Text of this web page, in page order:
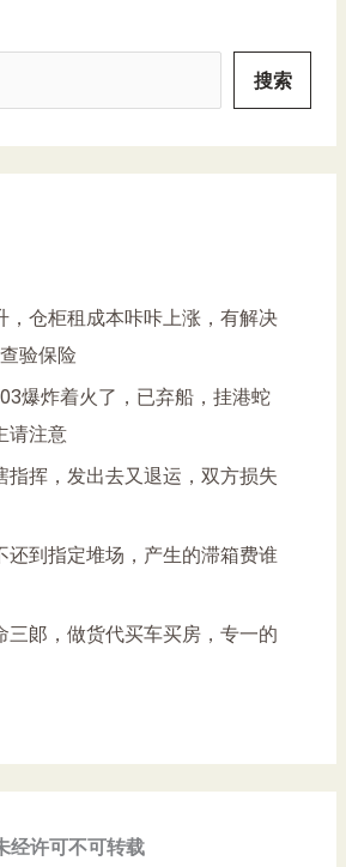
搜索
，仓柜租成本咔咔上涨，有解决
验保险
爆炸着火了，已弃船，挂港蛇
请注意
指挥，发出去又退运，双方损失
还到指定堆场，产生的滞箱费谁
三郞，做货代买车买房，专一的
经许可不可转载